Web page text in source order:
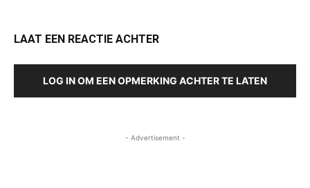
LAAT EEN REACTIE ACHTER
LOG IN OM EEN OPMERKING ACHTER TE LATEN
- Advertisement -